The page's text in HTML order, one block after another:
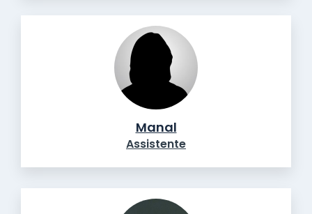
Manal
Assistente